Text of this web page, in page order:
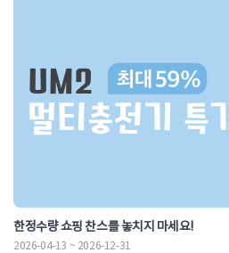
한정수량 쇼핑 찬스를 놓치지 마세요!
2026-04-13 ~ 2026-12-31